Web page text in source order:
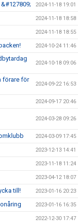
2024-11-18 19:01
2024-11-18 18:58
2024-11-18 18:55
2024-10-24 11:46
2024-10-18 09:06
förare för
2024-09-22 16:53
2024-09-17 20:46
2024-03-28 09:26
2024-03-09 17:45
2023-12-13 14:41
2023-11-18 11:24
2023-04-12 18:07
till! 2023-01-16 20:23
2023-01-16 16:35
2022-12-30 17:47